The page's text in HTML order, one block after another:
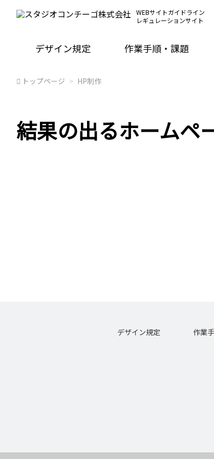
WEBサイトガイドライン
レギュレーションサイト
デザイン規定 作業手順・課題
トップページ HP制作
結果の出るホームペ
デザイン規定 作業